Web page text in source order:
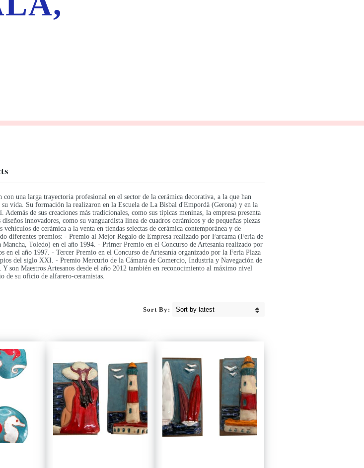
con una larga trayectoria profesional en el sector de la cerámica decorativa, a la que han
su vida. Su formación la realizaron en la Escuela de La Bisbal d'Empordà (Gerona) y en la
Además de sus creaciones más tradicionales, como sus típicas meninas, la empresa presenta
innovadores, como su vanguardista línea de cuadros cerámicos y de pequeñas piezas
vehículos de cerámica a la venta en tiendas selectas de cerámica contemporánea y de
diferentes premios: - Premio al Mejor Regalo de Empresa realizado por Farcama (Feria de
Mancha, Toledo) en el año 1994. - Primer Premio en el Concurso de Artesanía realizado por
en el año 1997. - Tercer Premio en el Concurso de Artesanía organizado por la Feria Plaza
del siglo XXI. - Premio Mercurio de la Cámara de Comercio, Industria y Navegación de
son Maestros Artesanos desde el año 2012 también en reconocimiento al máximo nivel
de su oficio de alfarero-ceramistas.
Sort By: